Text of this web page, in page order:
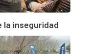
la inseguridad